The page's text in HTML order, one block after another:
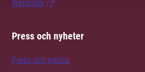
Webbutik
Press och nyheter
Press och media